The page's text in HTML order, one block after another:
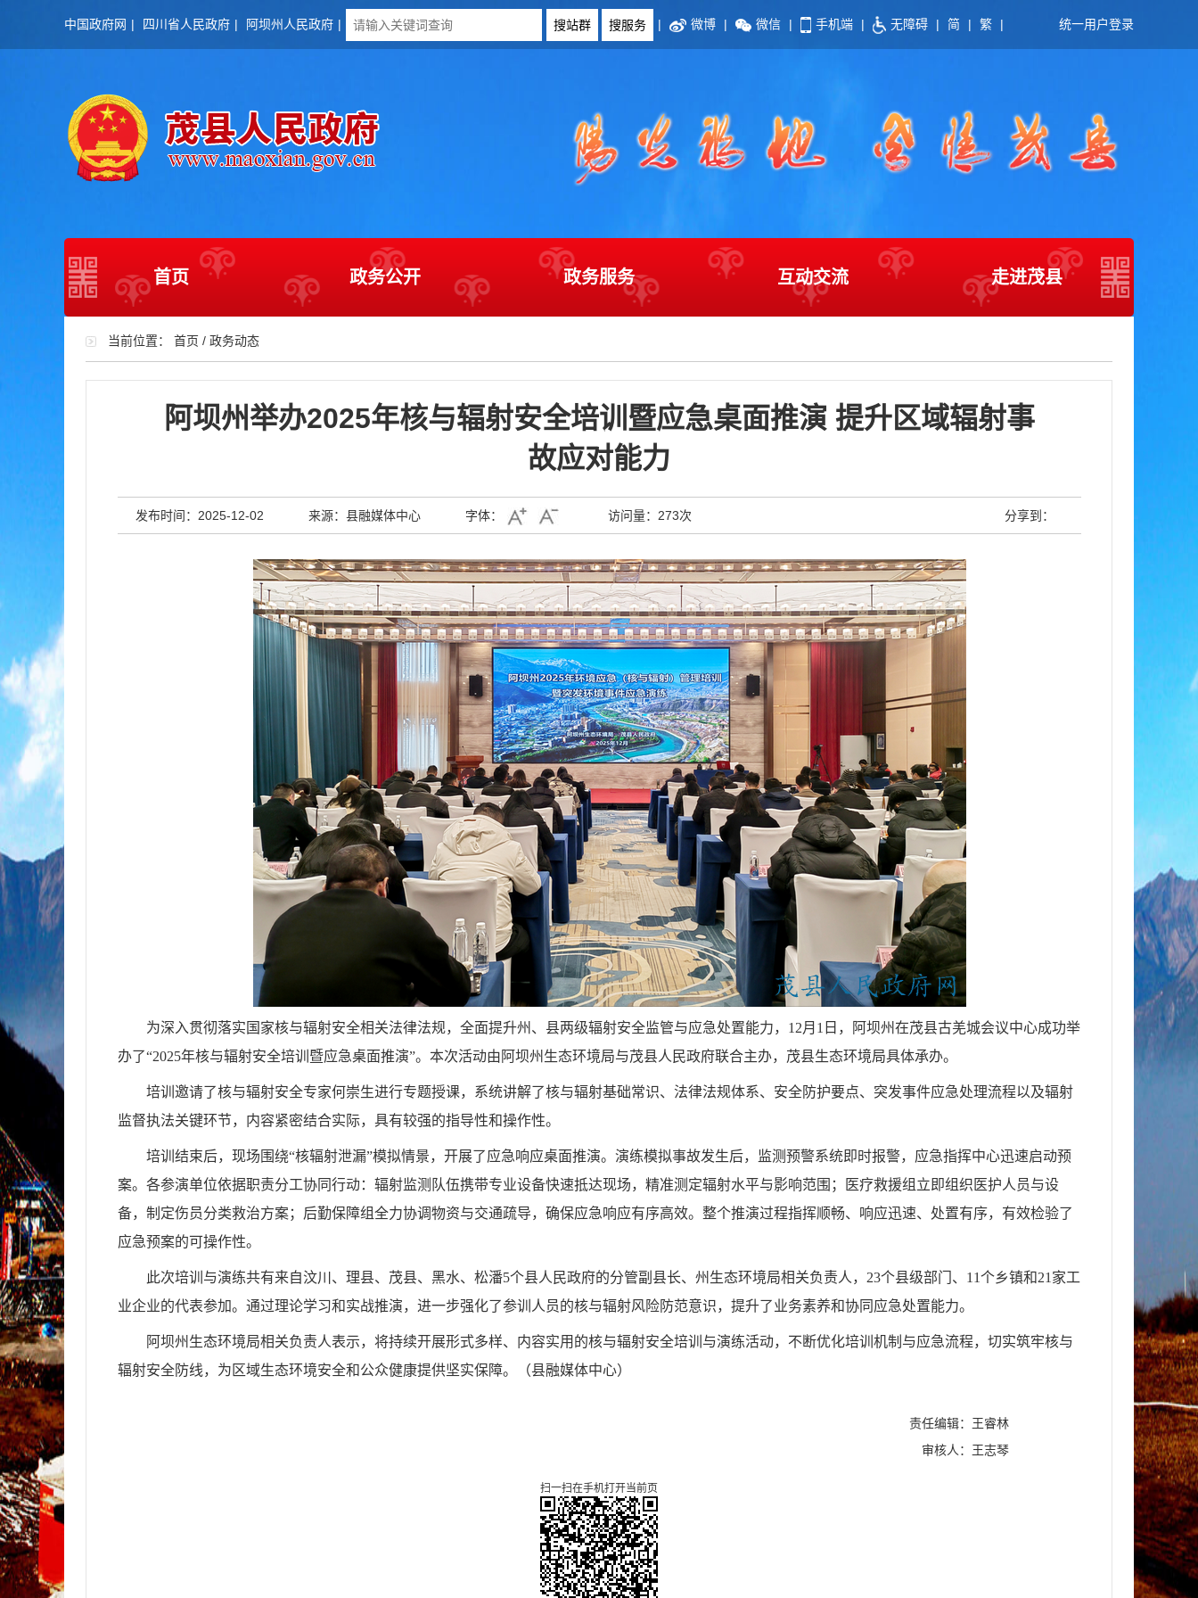
中国政府网 | 四川省人民政府 | 阿坝州人民政府 | | 微博 | 微信 | 手机端 | 无障碍 | 简 | 繁 | 统一用户登录
首页 政务公开 政务服务 互动交流 走进茂县
当前位置： 首页 / 政务动态
阿坝州举办2025年核与辐射安全培训暨应急桌面推演 提升区域辐射事
故应对能力
发布时间：2025-12-02 来源：县融媒体中心 字体： 访问量： 273次 分享到：
为深入贯彻落实国家核与辐射安全相关法律法规，全面提升州、县两级辐射安全监管与应急处置能力，12月1日，阿坝州在茂县古羌城会议中心成功举
办了“2025年核与辐射安全培训暨应急桌面推演”。本次活动由阿坝州生态环境局与茂县人民政府联合主办，茂县生态环境局具体承办。
培训邀请了核与辐射安全专家何崇生进行专题授课，系统讲解了核与辐射基础常识、法律法规体系、安全防护要点、突发事件应急处理流程以及辐射
监督执法关键环节，内容紧密结合实际，具有较强的指导性和操作性。
培训结束后，现场围绕“核辐射泄漏”模拟情景，开展了应急响应桌面推演。演练模拟事故发生后，监测预警系统即时报警，应急指挥中心迅速启动预
案。各参演单位依据职责分工协同行动：辐射监测队伍携带专业设备快速抵达现场，精准测定辐射水平与影响范围；医疗救援组立即组织医护人员与设
备，制定伤员分类救治方案；后勤保障组全力协调物资与交通疏导，确保应急响应有序高效。整个推演过程指挥顺畅、响应迅速、处置有序，有效检验了
应急预案的可操作性。
此次培训与演练共有来自汶川、理县、茂县、黑水、松潘5个县人民政府的分管副县长、州生态环境局相关负责人，23个县级部门、11个乡镇和21家工
业企业的代表参加。通过理论学习和实战推演，进一步强化了参训人员的核与辐射风险防范意识，提升了业务素养和协同应急处置能力。
阿坝州生态环境局相关负责人表示，将持续开展形式多样、内容实用的核与辐射安全培训与演练活动，不断优化培训机制与应急流程，切实筑牢核与
辐射安全防线，为区域生态环境安全和公众健康提供坚实保障。
（县融媒体中心）
责任编辑：王睿林
审核人：王志琴
扫一扫在手机打开当前页